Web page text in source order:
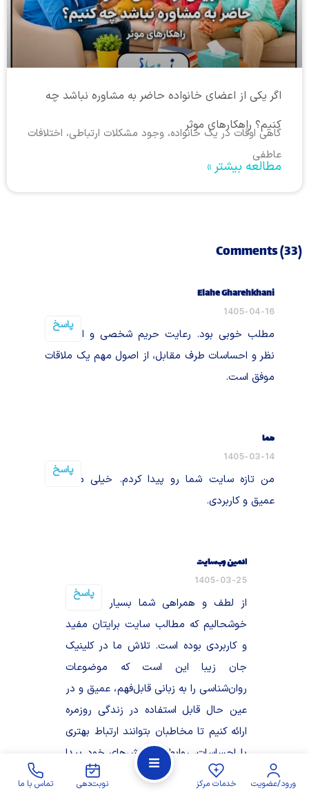
اگر یکی از اعضای خانواده حاضر به مشاوره نباشد چه
کنیم؟ راهکارهای موثر
گاهی اوقات در یک خانواده، وجود مشکلات ارتباطی، اختلافات
عاطفی
مطالعه بیشتر »
Comments (33)
Elahe Gharehkhani
1405-04-16
پاسخ
مطلب خوبی بود. رعایت حریم شخصی و احترام به
نظر و احساسات طرف مقابل، از اصول مهم یک ملاقات
موفق است.
هما
1405-03-14
پاسخ
من تازه سایت شما رو پیدا کردم. خیلی مطالبتون
عمیق و کاربردی.
ادمین وب‌سایت
1405-03-25
پاسخ
از لطف و همراهی شما بسیار ممنونیم.
خوشحالیم که مطالب سایت برایتان مفید
و کاربردی بوده است. تلاش ما در کلینیک
جان زیبا این است که موضوعات
روان‌شناسی را به زبانی قابل‌فهم، عمیق و در
عین حال قابل استفاده در زندگی روزمره
ارائه کنیم تا مخاطبان بتوانند ارتباط بهتری
با احساسات، روابط و چالش‌های خود پیدا
کنند. حضور و بازخورد شما برای ما
ورود/عضویت خدمات مرکز نوبت‌دهی تماس با ما